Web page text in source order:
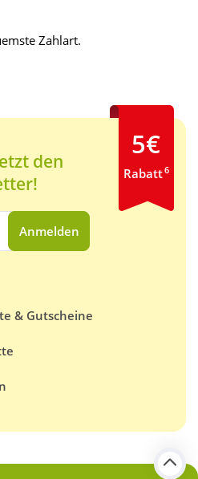
Zahlart.
den
Anmelden
& Gutscheine
5€
Rabatt6